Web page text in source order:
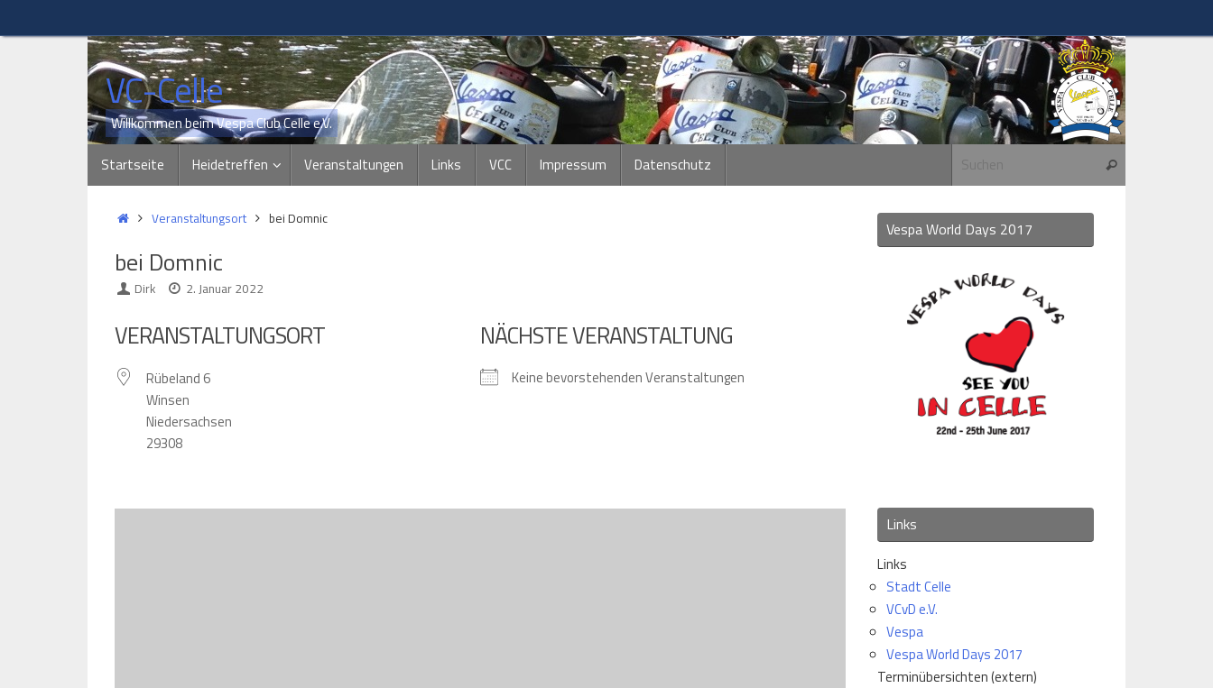
Inhalt
VC-Celle
Willkommen beim Vespa Club Celle e.V.
Inhalt
springen
Startseite Heidetreffen Veranstaltungen Links VCC Impressum Datenschutz Suchen
StartVeranstaltungsort bei Domnic
bei Domnic
Dirk 2. Januar 2022
VERANSTALTUNGSORT
Rübeland 6
Winsen
Niedersachsen
29308
NÄCHSTE VERANSTALTUNG
Keine bevorstehenden Veranstaltungen
Vespa World Days 2017
Links
Links
Stadt Celle
VCvD e.V.
Vespa
Vespa World Days 2017
Terminübersichten (extern)